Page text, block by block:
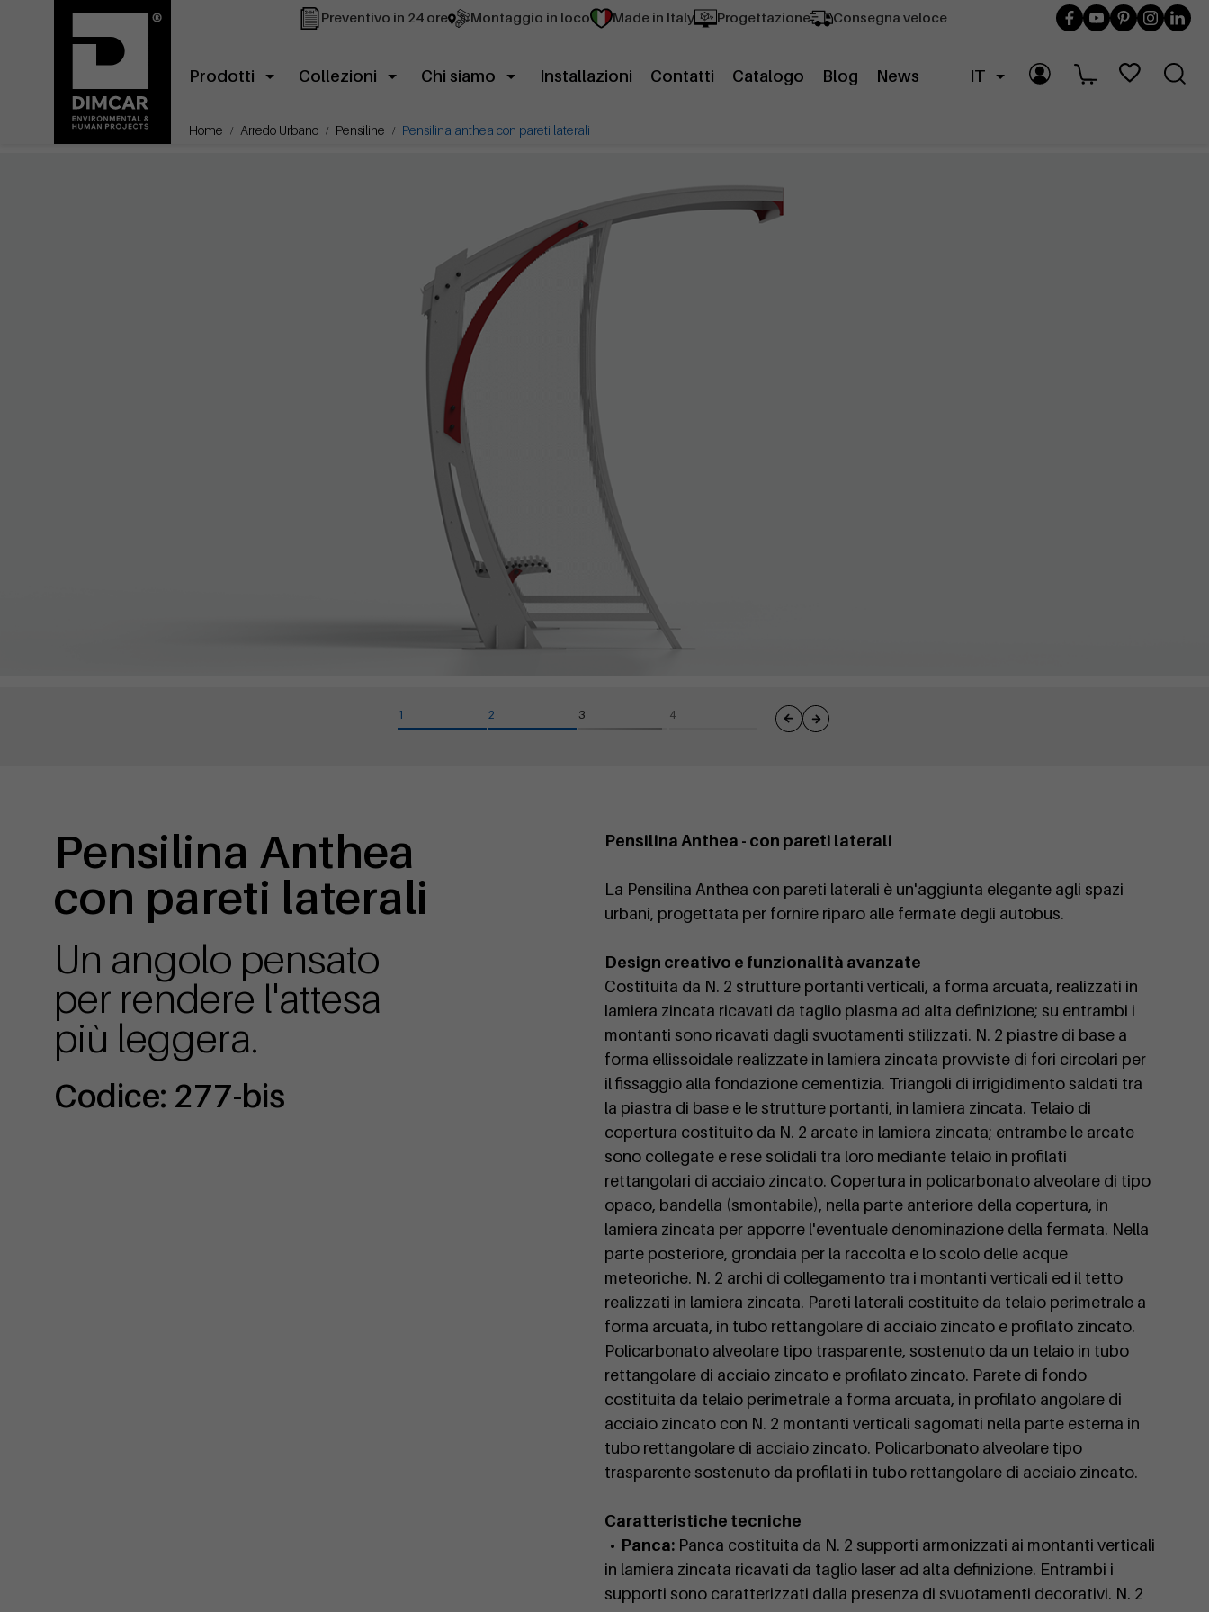
Preventivo in 24 ore Montaggio in loco Made in Italy Progettazione Consegna veloce
Prodotti Collezioni Chi siamo Installazioni Contatti Catalogo Blog News IT
Home Arredo Urbano Pensiline Pensilina anthea con pareti laterali
Pensilina Anthea
con pareti laterali
Un angolo pensato
per rendere l'attesa
più leggera.
Codice: 277-bis
Pensilina Anthea - con pareti laterali
La Pensilina Anthea con pareti laterali è un'aggiunta elegante agli spazi
urbani, progettata per fornire riparo alle fermate degli autobus.
Design creativo e funzionalità avanzate
Costituita da N. 2 strutture portanti verticali, a forma arcuata, realizzati in
lamiera zincata ricavati da taglio plasma ad alta definizione; su entrambi i
montanti sono ricavati dagli svuotamenti stilizzati. N. 2 piastre di base a
forma ellissoidale realizzate in lamiera zincata provviste di fori circolari per
il fissaggio alla fondazione cementizia. Triangoli di irrigidimento saldati tra
la piastra di base e le strutture portanti, in lamiera zincata. Telaio di
copertura costituito da N. 2 arcate in lamiera zincata; entrambe le arcate
sono collegate e rese solidali tra loro mediante telaio in profilati
rettangolari di acciaio zincato. Copertura in policarbonato alveolare di tipo
opaco, bandella (smontabile), nella parte anteriore della copertura, in
lamiera zincata per apporre l'eventuale denominazione della fermata. Nella
parte posteriore, grondaia per la raccolta e lo scolo delle acque
meteoriche. N. 2 archi di collegamento tra i montanti verticali ed il tetto
realizzati in lamiera zincata. Pareti laterali costituite da telaio perimetrale a
forma arcuata, in tubo rettangolare di acciaio zincato e profilato zincato.
Policarbonato alveolare tipo trasparente, sostenuto da un telaio in tubo
rettangolare di acciaio zincato e profilato zincato. Parete di fondo
costituita da telaio perimetrale a forma arcuata, in profilato angolare di
acciaio zincato con N. 2 montanti verticali sagomati nella parte esterna in
tubo rettangolare di acciaio zincato. Policarbonato alveolare tipo
trasparente sostenuto da profilati in tubo rettangolare di acciaio zincato.
Caratteristiche tecniche
• Panca: Panca costituita da N. 2 supporti armonizzati ai montanti verticali
in lamiera zincata ricavati da taglio laser ad alta definizione. Entrambi i
supporti sono caratterizzati dalla presenza di svuotamenti decorativi. N. 2